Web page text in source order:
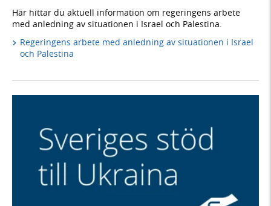
Här hittar du aktuell information om regeringens arbete
med anledning av situationen i Israel och Palestina.
Regeringens arbete med anledning av situationen i Israel
och Palestina